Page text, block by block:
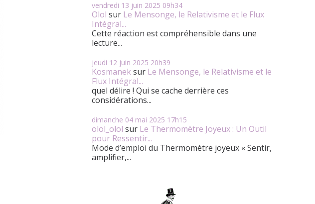
vendredi 13 juin 2025 09h34
Olol sur Le Mensonge, le Relativisme et le Flux
Intégral...
Cette réaction est compréhensible dans une
lecture...
jeudi 12 juin 2025 20h39
Kosmaneksur Le Mensonge, le Relativisme et le
Flux Intégral...
quel délire ! Qui se cache derrière ces
considérations...
dimanche 04 mai 2025 17h15
olol_olol sur Le Thermomètre Joyeux : Un Outil
pour Ressentir...
Mode d’emploi du Thermomètre joyeux « Sentir,
amplifier,...